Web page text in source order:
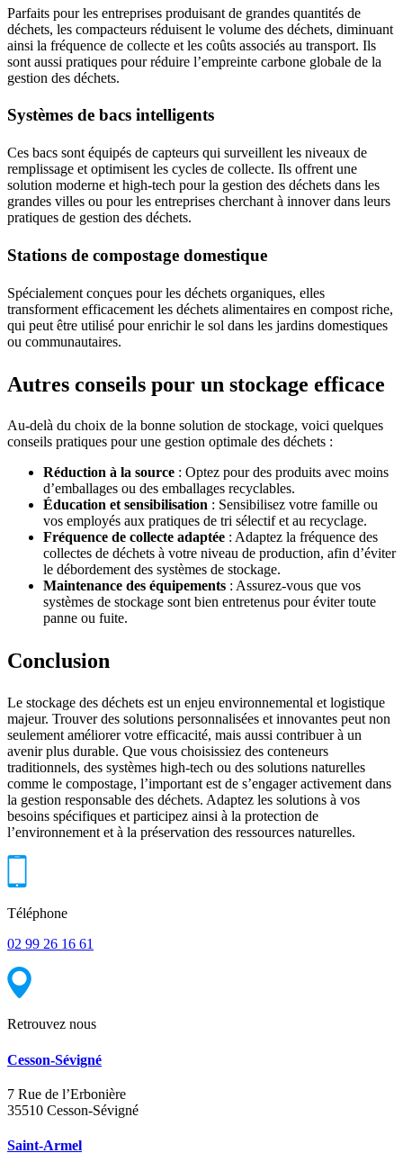
Parfaits pour les entreprises produisant de grandes quantités de
déchets, les compacteurs réduisent le volume des déchets, diminuant
ainsi la fréquence de collecte et les coûts associés au transport. Ils
sont aussi pratiques pour réduire l’empreinte carbone globale de la
gestion des déchets.
Systèmes de bacs intelligents
Ces bacs sont équipés de capteurs qui surveillent les niveaux de
remplissage et optimisent les cycles de collecte. Ils offrent une
solution moderne et high-tech pour la gestion des déchets dans les
grandes villes ou pour les entreprises cherchant à innover dans leurs
pratiques de gestion des déchets.
Stations de compostage domestique
Spécialement conçues pour les déchets organiques, elles
transforment efficacement les déchets alimentaires en compost riche,
qui peut être utilisé pour enrichir le sol dans les jardins domestiques
ou communautaires.
Autres conseils pour un stockage efficace
Au-delà du choix de la bonne solution de stockage, voici quelques
conseils pratiques pour une gestion optimale des déchets :
Réduction à la source : Optez pour des produits avec moins
d’emballages ou des emballages recyclables.
Éducation et sensibilisation : Sensibilisez votre famille ou
vos employés aux pratiques de tri sélectif et au recyclage.
Fréquence de collecte adaptée : Adaptez la fréquence des
collectes de déchets à votre niveau de production, afin d’éviter
le débordement des systèmes de stockage.
Maintenance des équipements : Assurez-vous que vos
systèmes de stockage sont bien entretenus pour éviter toute
panne ou fuite.
Conclusion
Le stockage des déchets est un enjeu environnemental et logistique
majeur. Trouver des solutions personnalisées et innovantes peut non
seulement améliorer votre efficacité, mais aussi contribuer à un
avenir plus durable. Que vous choisissiez des conteneurs
traditionnels, des systèmes high-tech ou des solutions naturelles
comme le compostage, l’important est de s’engager activement dans
la gestion responsable des déchets. Adaptez les solutions à vos
besoins spécifiques et participez ainsi à la protection de
l’environnement et à la préservation des ressources naturelles.
Téléphone
02 99 26 16 61
Retrouvez nous
Cesson-Sévigné
7 Rue de l’Erbonière
35510 Cesson-Sévigné
Saint-Armel